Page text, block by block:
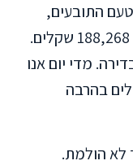
התובעים,
העריך את עלות תיקון הליקויים בסך 188,268 שקלים.
מדי יום אנו
בהרבה
לא הולמת.